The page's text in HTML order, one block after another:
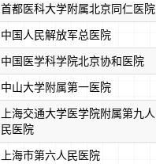
首都医科大学附属北京同仁医院
中国人民解放军总医院
中国医学科学院北京协和医院
中山大学附属第一医院
上海交通大学医学院附属第九人
民医院
上海市第六人民医院